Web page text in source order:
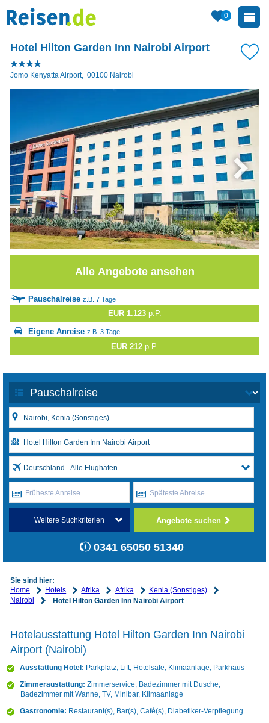
0
Hotel Hilton Garden Inn Nairobi Airport
Jomo Kenyatta Airport, 00100 Nairobi
Alle Angebote ansehen
Pauschalreise z.B. 7 Tage
EUR 1.123 p.P.
Eigene Anreise z.B. 3 Tage
EUR 212 p.P.
Deutschland - Alle Flughäfen
Früheste Anreise Späteste Abreise
Weitere Suchkriterien Angebote suchen
0341 65050 51340
Sie sind hier:
Home
Hotels Afrika Afrika
Kenia (Sonstiges)
Nairobi
Hotel Hilton Garden Inn Nairobi Airport
Hotelausstattung Hotel Hilton Garden Inn Nairobi
Airport (Nairobi)
Ausstattung Hotel: Parkplatz, Lift, Hotelsafe, Klimaanlage, Parkhaus
Zimmeraustattung: Zimmerservice, Badezimmer mit Dusche,
Badezimmer mit Wanne, TV, Minibar, Klimaanlage
Gastronomie: Restaurant(s), Bar(s), Café(s), Diabetiker-Verpflegung